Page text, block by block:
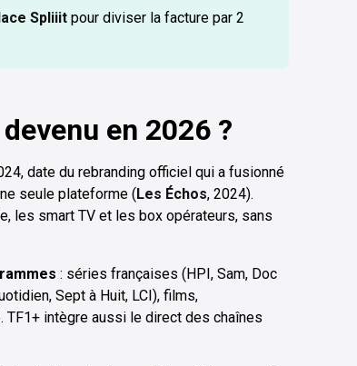
Spliiit pour diviser la facture par 2
en 2026 ?
date du rebranding officiel qui a fusionné
seule plateforme (Les Échos, 2024).
les smart TV et les box opérateurs, sans
: séries françaises (HPI, Sam, Doc
Sept à Huit, LCI), films,
TF1+ intègre aussi le direct des chaînes